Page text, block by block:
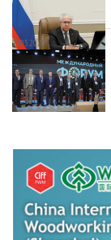
27.05.2026